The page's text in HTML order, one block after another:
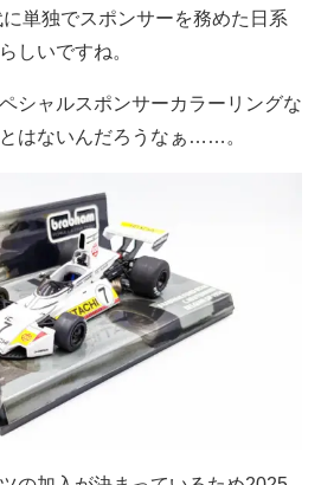
単独でスポンサーを務めた日系
しいですね。
シャルスポンサーカラーリングな
はないんだろうなぁ……。